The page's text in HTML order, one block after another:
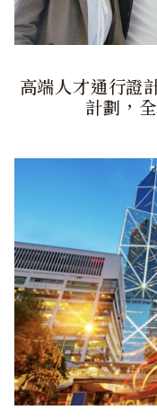
高端人才通行證
計劃，